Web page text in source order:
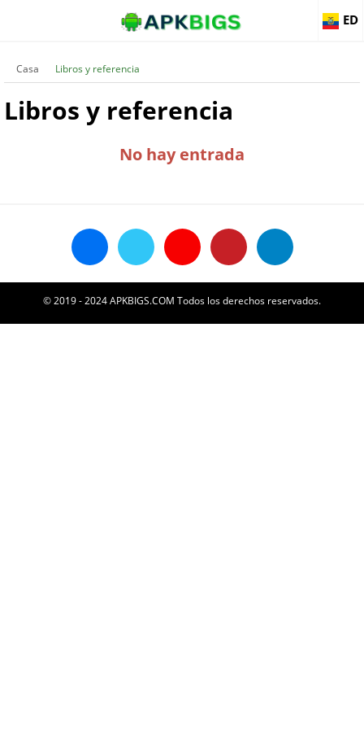
ED
Casa Libros y referencia
Libros y referencia
No hay entrada
© 2019 - 2024 APKBIGS.COM Todos los derechos reservados.